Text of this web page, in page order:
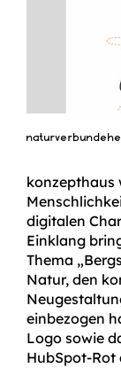
konzepthaus
digitalen
Einklang
Thema
Natur, den
einbezogen
Logo sowie
HubSpot-Rot